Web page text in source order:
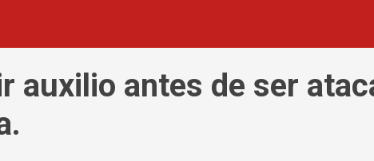
auxilio antes de ser